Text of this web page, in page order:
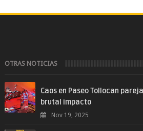
OTRAS NOTICIAS
Caos en Paseo Tollocan
brutal impacto
Nov 19, 2025